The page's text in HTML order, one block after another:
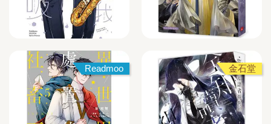
Readmoo 金石堂